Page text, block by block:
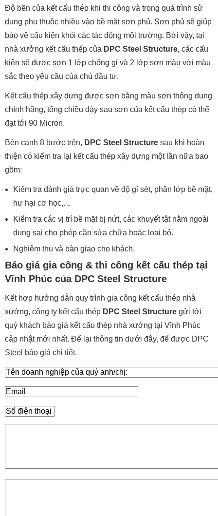
Độ bền của kết cấu thép khi thi công và trong quá trình sử
dụng phụ thuộc nhiều vào bề mặt sơn phủ. Sơn phủ sẽ giúp
bảo vệ cấu kiện khỏi các tác động môi trường. Bởi vậy, tại
nhà xưởng kết cấu thép của DPC Steel Structure, các cấu
kiện sẽ được sơn 1 lớp chống gỉ và 2 lớp sơn màu với màu
sắc theo yêu cầu của chủ đầu tư.
Kết cấu thép xây dựng được sơn bằng màu sơn thông dụng
chính hãng, tổng chiều dày sau sơn của kết cấu thép có thể
đạt tới 90 Micron.
Bên cạnh 8 bước trên, DPC Steel Structure sau khi hoàn
thiện có kiểm tra lại kết cấu thép xây dựng một lần nữa bao
gồm:
Kiểm tra đánh giá trực quan về độ gỉ sét, phân lớp bề mặt,
hư hại cơ học,…
Kiểm tra các vị trí bề mặt bị nứt, các khuyết tật nằm ngoài
dung sai cho phép cần sửa chữa hoặc loại bỏ.
Nghiệm thu và bàn giao cho khách.
Báo giá gia công & thi công kết cấu thép tại
Vĩnh Phúc của DPC Steel Structure
Kết hợp hướng dẫn quy trình gia công kết cấu thép nhà
xưởng, công ty kết cấu thép DPC Steel Structure gửi tới
quý khách báo giá kết cấu thép nhà xưởng tại Vĩnh Phúc
cập nhật mới nhất. Để lại thông tin dưới đây, để được DPC
Steel báo giá chi tiết.